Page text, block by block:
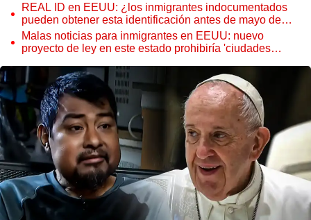
REAL ID en EEUU: ¿los inmigrantes indocumentados
pueden obtener esta identificación antes de mayo de
2025?
Malas noticias para inmigrantes en EEUU: nuevo
proyecto de ley en este estado prohibiría 'ciudades